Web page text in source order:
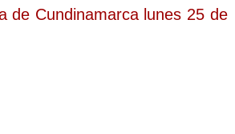
de Cundinamarca lunes 25 de